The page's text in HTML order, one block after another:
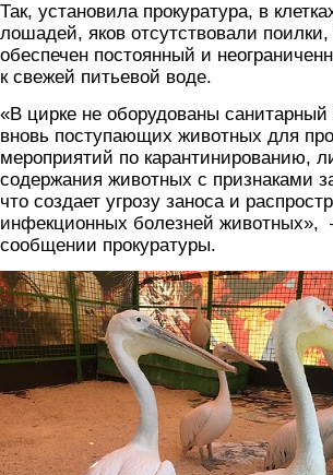
Так, установила прокуратура, в
лошадей, яков отсутствовали
обеспечен постоянный и
к свежей питьевой воде.
«В цирке не оборудованы
вновь поступающих животных для
мероприятий по карантинированию,
содержания животных с признаками
что создает угрозу заноса и
инфекционных болезней животных»,
сообщении прокуратуры.
proverka_cirka3.jpg